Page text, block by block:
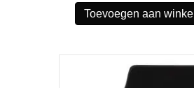
Toevoegen aan